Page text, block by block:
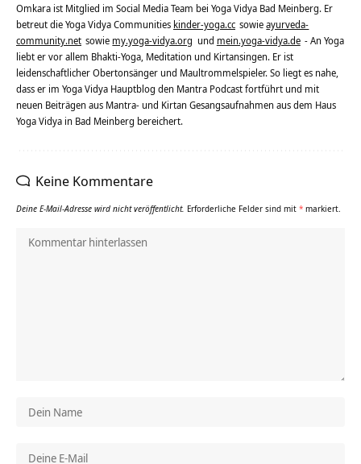
Omkara ist Mitglied im Social Media Team bei Yoga Vidya Bad Meinberg. Er
betreut die Yoga Vidya Communities kinder-yoga.cc sowieayurveda-
community.net sowie my.yoga-vidya.org und mein.yoga-vidya.de - An Yoga
liebt er vor allem Bhakti-Yoga, Meditation und Kirtansingen. Er ist
leidenschaftlicher Obertonsänger und Maultrommelspieler. So liegt es nahe,
dass er im Yoga Vidya Hauptblog den Mantra Podcast fortführt und mit
neuen Beiträgen aus Mantra- und Kirtan Gesangsaufnahmen aus dem Haus
Yoga Vidya in Bad Meinberg bereichert.
Keine Kommentare
Deine E-Mail-Adresse wird nicht veröffentlicht. Erforderliche Felder sind mit * markiert.